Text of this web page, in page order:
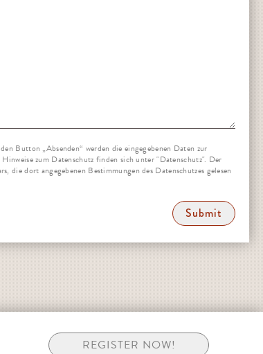
Button „Absenden“ werden die eingegebenen Daten zur
zum Datenschutz finden sich unter "Datenschutz". Der
die dort angegebenen Bestimmungen des Datenschutzes gelesen
Submit
REGISTER NOW!